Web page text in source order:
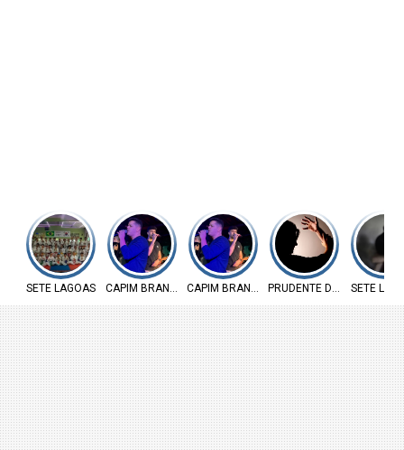
SETE LAGOAS CAPIM BRANCO CAPIM BRANCO PRUDENTE DE MORAIS
SETE